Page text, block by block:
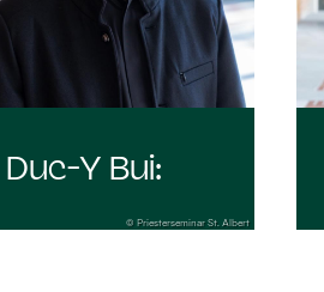
Duc-Y Bui:
© Priesterseminar St. Albert